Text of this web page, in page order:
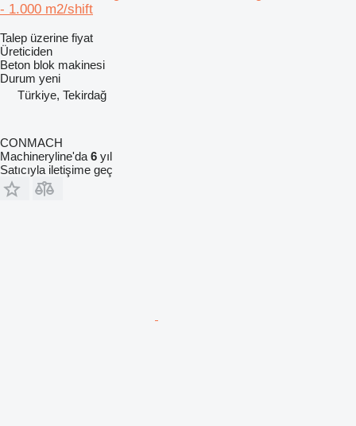
- 1.000 m2/shift
Talep üzerine fiyat
Üreticiden
Beton blok makinesi
Durum yeni
Türkiye, Tekirdağ
CONMACH
Machineryline'da 6 yıl
Satıcıyla iletişime geç